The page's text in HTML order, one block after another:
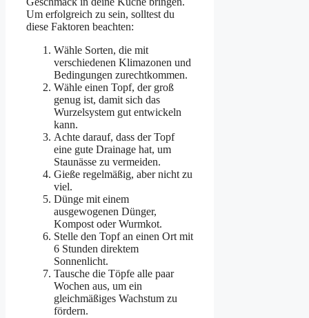
Um erfolgreich zu sein, solltest du
diese Faktoren beachten:
Wähle Sorten, die mit
verschiedenen Klimazonen und
Bedingungen zurechtkommen.
Wähle einen Topf, der groß
genug ist, damit sich das
Wurzelsystem gut entwickeln
kann.
Achte darauf, dass der Topf
eine gute Drainage hat, um
Staunässe zu vermeiden.
Gieße regelmäßig, aber nicht zu
viel.
Dünge mit einem
ausgewogenen Dünger,
Kompost oder Wurmkot.
Stelle den Topf an einen Ort mit
6 Stunden direktem
Sonnenlicht.
Tausche die Töpfe alle paar
Wochen aus, um ein
gleichmäßiges Wachstum zu
fördern.